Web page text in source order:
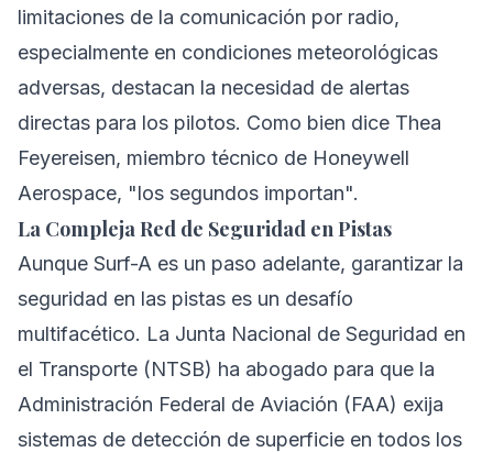
limitaciones de la comunicación por radio,
especialmente en condiciones meteorológicas
adversas, destacan la necesidad de alertas
directas para los pilotos. Como bien dice Thea
Feyereisen, miembro técnico de Honeywell
Aerospace, "los segundos importan".
La Compleja Red de Seguridad en Pistas
Aunque Surf-A es un paso adelante, garantizar la
seguridad en las pistas es un desafío
multifacético. La Junta Nacional de Seguridad en
el Transporte (NTSB) ha abogado para que la
Administración Federal de Aviación (FAA) exija
sistemas de detección de superficie en todos los